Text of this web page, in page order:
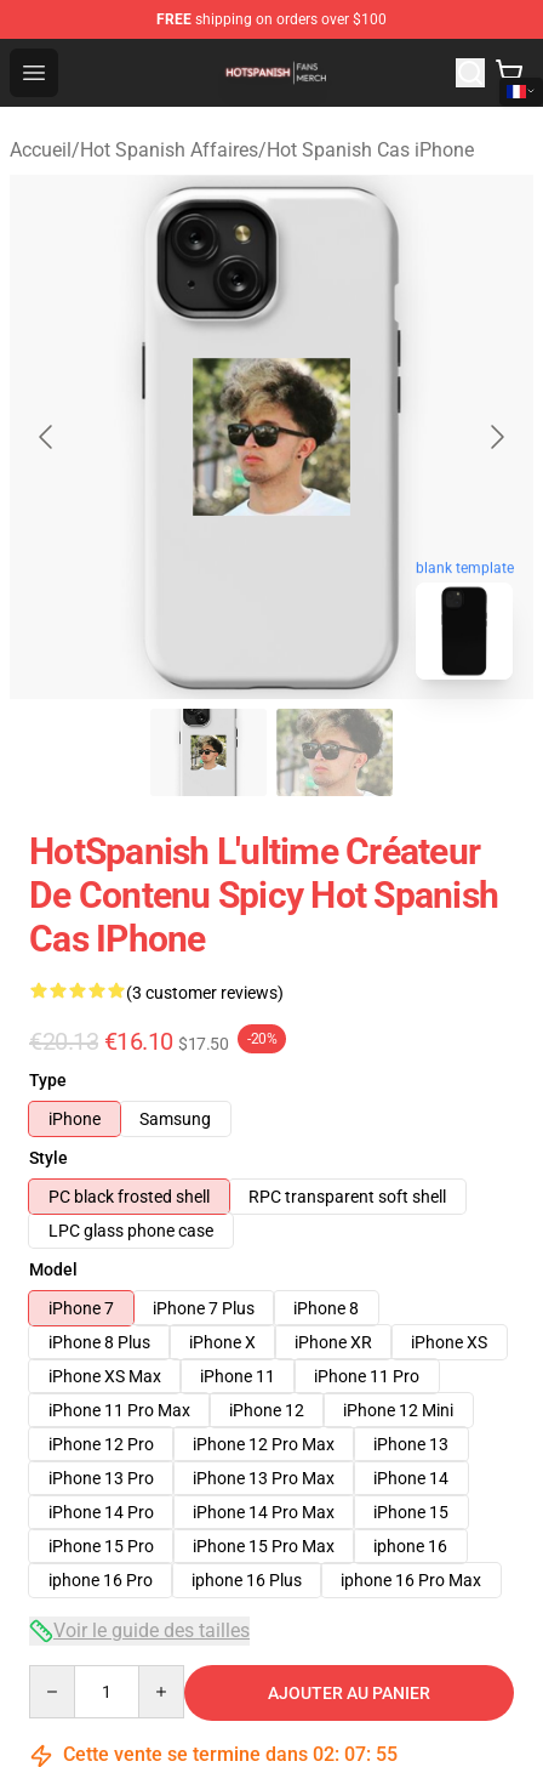
FREE shipping on orders over $100
Open menu
Hot Spanish Shop - Official Hot Spanish Merchandise
Accueil/Hot Spanish Affaires/Hot Spanish Cas iPhone
blank template
HotSpanish L'ultime Créateur
De Contenu Spicy Hot Spanish
Cas IPhone
(3 customer reviews)
€20.13 €16.10 $17.50 -20%
Type
iPhone
Samsung
Style
PC black frosted shell
RPC transparent soft shell
LPC glass phone case
Model
iPhone 7
iPhone 7 Plus
iPhone 8
iPhone 8 Plus
iPhone X iPhone XR
iPhone XS
iPhone XS Max
iPhone 11
iPhone 11 Pro
iPhone 11 Pro Max
iPhone 12
iPhone 12 Mini
iPhone 12 Pro
iPhone 12 Pro Max
iPhone 13
iPhone 13 Pro
iPhone 13 Pro Max
iPhone 14
iPhone 14 Pro
iPhone 14 Pro Max
iPhone 15
iPhone 15 Pro
iPhone 15 Pro Max
iphone 16
iphone 16 Pro
iphone 16 Plus iphone 16 Pro Max
Voir le guide des tailles
AJOUTER AU PANIER
Cette vente se termine dans 02: 07: 54